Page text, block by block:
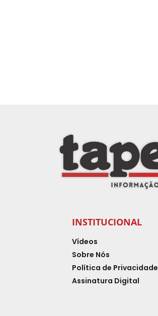
INSTITUCIONAL
Vídeos
Sobre Nós
Política de Privacidade
Assinatura Digital